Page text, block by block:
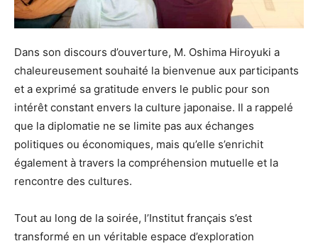
Dans son discours d’ouverture, M. Oshima Hiroyuki a
chaleureusement souhaité la bienvenue aux participants
et a exprimé sa gratitude envers le public pour son
intérêt constant envers la culture japonaise. Il a rappelé
que la diplomatie ne se limite pas aux échanges
politiques ou économiques, mais qu’elle s’enrichit
également à travers la compréhension mutuelle et la
rencontre des cultures.
Tout au long de la soirée, l’Institut français s’est
transformé en un véritable espace d’exploration